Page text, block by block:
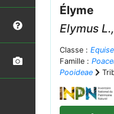
Élyme
Elymus
Classe :
Famille :
Pooideae